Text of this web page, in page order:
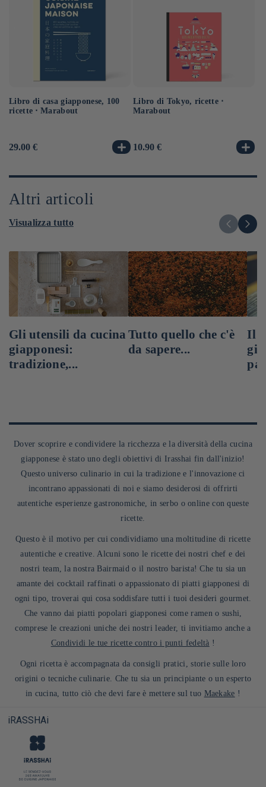
Libro di casa giapponese, 100
ricette ⋅ Marabout
Prezzo
29.00 €
Libro di Tokyo, ricette ⋅
Marabout
Prezzo
10.90 €
Altri articoli
Visualizza tutto
Gli utensili da cucina
giapponesi:
tradizione,...
Tutto quello che c'è
da sapere...
Il
Dover scoprire e condividere la ricchezza e la diversità della cucina
giapponese è stato uno degli obiettivi di Irasshai fin dall'inizio!
Questo universo culinario in cui la tradizione e l'innovazione ci
incontrano appassionati di noi e siamo desiderosi di offrirti
autentiche esperienze gastronomiche, in serbo o online con queste
ricette.
Questo è il motivo per cui condividiamo una moltitudine di ricette
autentiche e creative. Alcuni sono le ricette dei nostri chef e dei
nostri team, la nostra Bairmaid o il nostro barista! Che tu sia un
amante dei cocktail raffinati o appassionato di piatti giapponesi di
ogni tipo, troverai qui cosa soddisfare tutti i tuoi desideri gourmet.
Che vanno dai piatti popolari giapponesi come ramen o sushi,
comprese le creazioni uniche dei nostri leader, ti invitiamo anche a
Condividi le tue ricette contro i punti fedeltà !
Ogni ricetta è accompagnata da consigli pratici, storie sulle loro
origini o tecniche culinarie. Che tu sia un principiante o un esperto
in cucina, tutto ciò che devi fare è mettere sul tuo Maekake !
iRASSHAi